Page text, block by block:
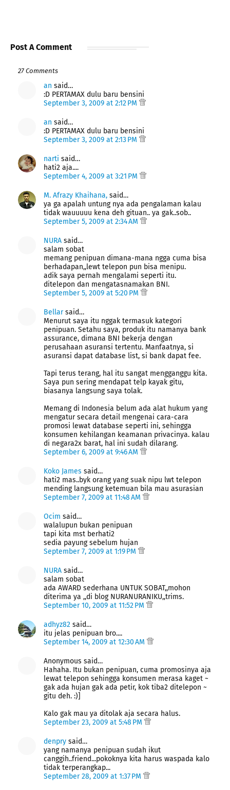
Post A Comment
27 Comments
an said…
:D PERTAMAX dulu baru bensini
September 3, 2009 at 2:12 PM
an said…
:D PERTAMAX dulu baru bensini
September 3, 2009 at 2:13 PM
narti said…
hati2 aja....
September 4, 2009 at 3:21 PM
M. Afrazy Khaihana, said…
ya ga apalah untung nya ada pengalaman kalau
tidak wauuuuu kena deh gituan.. ya gak..sob..
September 5, 2009 at 2:34 AM
NURA said…
salam sobat
memang penipuan dimana-mana ngga cuma bisa
berhadapan,,lewt telepon pun bisa menipu.
adik saya pernah mengalami seperti itu.
ditelepon dan mengatasnamakan BNI.
September 5, 2009 at 5:20 PM
Bellarsaid…
Menurut saya itu nggak termasuk kategori
penipuan. Setahu saya, produk itu namanya bank
assurance, dimana BNI bekerja dengan
perusahaan asuransi tertentu. Manfaatnya, si
asuransi dapat database list, si bank dapat fee.
Tapi terus terang, hal itu sangat mengganggu kita.
Saya pun sering mendapat telp kayak gitu,
biasanya langsung saya tolak.
Memang di Indonesia belum ada alat hukum yang
mengatur secara detail mengenai cara-cara
promosi lewat database seperti ini, sehingga
konsumen kehilangan keamanan privacinya. kalau
di negara2x barat, hal ini sudah dilarang.
September 6, 2009 at 9:46 AM
Koko James said…
hati2 mas..byk orang yang suak nipu lwt telepon
mending langsung ketemuan bila mau asurasian
September 7, 2009 at 11:48 AM
Ocim said…
walalupun bukan penipuan
tapi kita mst berhati2
sedia payung sebelum hujan
September 7, 2009 at 1:19 PM
NURA said…
salam sobat
ada AWARD sederhana UNTUK SOBAT,,mohon
diterima ya ,,di blog NURANURANIKU,,trims.
September 10, 2009 at 11:52 PM
adhyz82 said…
itu jelas penipuan bro....
September 14, 2009 at 12:30 AM
Anonymous said…
Hahaha. Itu bukan penipuan, cuma promosinya aja
lewat telepon sehingga konsumen merasa kaget ~
gak ada hujan gak ada petir, kok tiba2 ditelepon ~
gitu deh. :)]
Kalo gak mau ya ditolak aja secara halus.
September 23, 2009 at 5:48 PM
denpry said…
yang namanya penipuan sudah ikut
canggih..friend...pokoknya kita harus waspada kalo
tidak terperangkap...
September 28, 2009 at 1:37 PM